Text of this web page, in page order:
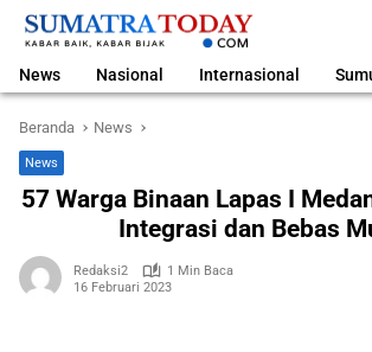
Langsung
News Nasional Internasional
Beranda News
News
57 Warga Binaan Lapas I
Integrasi dan Bebas
Redaksi2
1 Min Baca
16 Februari 2023